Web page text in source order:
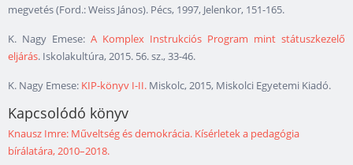
megvetés (Ford.: Weiss János). Pécs, 1997, Jelenkor, 151-165.
K. Nagy Emese: A Komplex Instrukciós Program mint státuszkezelő
eljárás. Iskolakultúra, 2015. 56. sz., 33-46.
K. Nagy Emese: KIP-könyv I-II. Miskolc, 2015, Miskolci Egyetemi Kiadó.
Kapcsolódó könyv
Knausz Imre: Műveltség és demokrácia. Kísérletek a pedagógia
bírálatára, 2010–2018.